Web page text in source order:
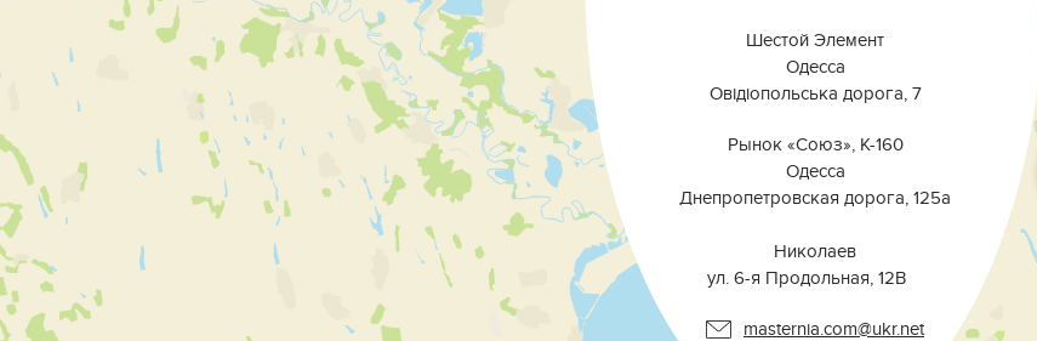
Шестой Элемент
Одесса
Овідіопольська дорога, 7
Рынок «Союз», К-160
Одесса
Днепропетровская дорога, 125а
Николаев
ул. 6-я Продольная, 12В ⠀
masternia.com@ukr.net